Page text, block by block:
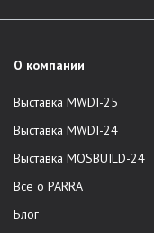
О компании
Выставка MWDI-25
Выставка MWDI-24
Выставка MOSBUILD-24
Всё о PARRA
Блог